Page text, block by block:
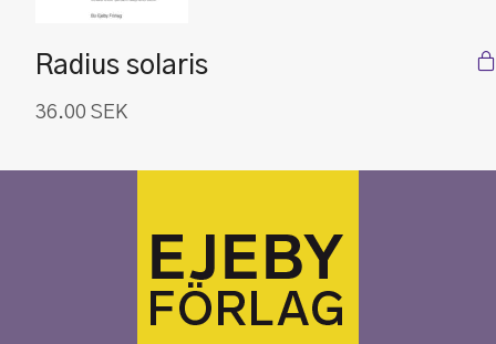
Radius solaris
36.00 SEK